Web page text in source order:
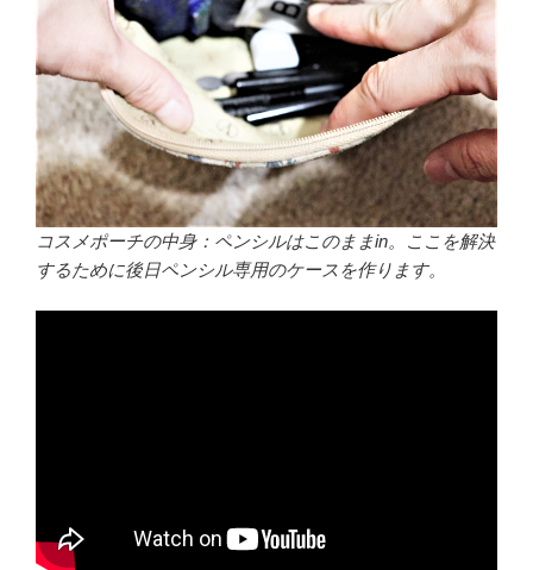
コスメポーチの中身：ペンシルはこのままin。ここを解決
するために後日ペンシル専用のケースを作ります。